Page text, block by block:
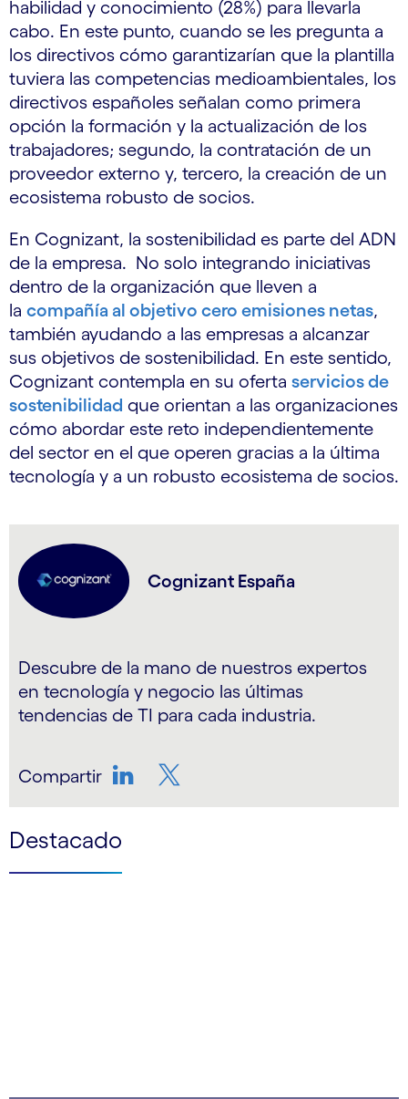
habilidad y conocimiento (28%) para llevarla
cabo. En este punto, cuando se les pregunta a
los directivos cómo garantizarían que la plantilla
tuviera las competencias medioambientales, los
directivos españoles señalan como primera
opción la formación y la actualización de los
trabajadores; segundo, la contratación de un
proveedor externo y, tercero, la creación de un
ecosistema robusto de socios.
En Cognizant, la sostenibilidad es parte del ADN
de la empresa. No solo integrando iniciativas
dentro de la organización que lleven a
la compañía al objetivo cero emisiones netas,
también ayudando a las empresas a alcanzar
sus objetivos de sostenibilidad. En este sentido,
Cognizant contempla en su oferta servicios de
sostenibilidad que orientan a las organizaciones
cómo abordar este reto independientemente
del sector en el que operen gracias a la última
tecnología y a un robusto ecosistema de socios.
Cognizant España
Descubre de la mano de nuestros expertos
en tecnología y negocio las últimas
tendencias de TI para cada industria.
Compartir
Destacado